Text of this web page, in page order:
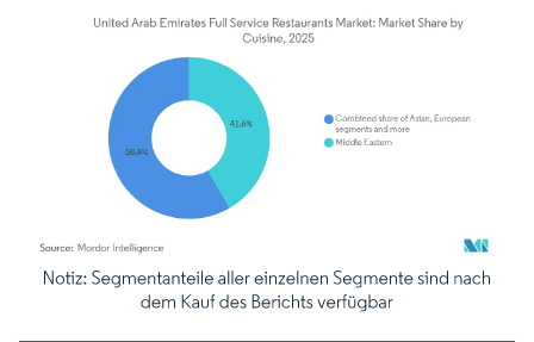
Bild © Mordor Intelligence. Wiederverwendung erfordert Namensnennung